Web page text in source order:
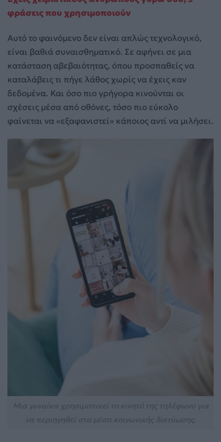
φράσεις που χρησιμοποιούν
Αυτό το φαινόμενο δεν είναι απλώς τεχνολογικό,
είναι βαθιά συναισθηματικό. Σε αφήνει σε μια
κατάσταση αβεβαιότητας, όπου προσπαθείς να
καταλάβεις τι πήγε λάθος χωρίς να έχεις καν
δεδομένα. Και όσο πιο γρήγορα κινούνται οι
σχέσεις μέσα από οθόνες, τόσο πιο εύκολο
φαίνεται να «εξαφανιστεί» κάποιος αντί να μιλήσει.